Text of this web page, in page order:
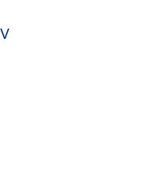
per un